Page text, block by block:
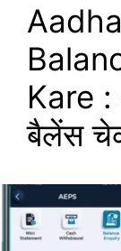
Kare :
बैलेंस